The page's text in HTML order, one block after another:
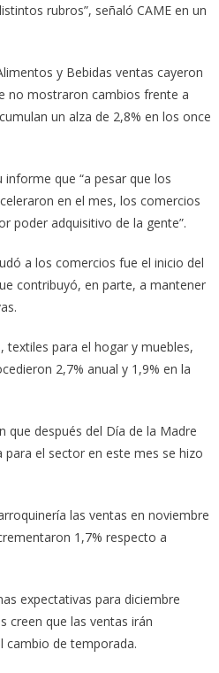
rubros”, señaló CAME en un
y Bebidas ventas cayeron
no mostraron cambios frente a
un alza de 2,8% en los once
que “a pesar que los
en el mes, los comercios
poder adquisitivo de la gente”.
a los comercios fue el inicio del
contribuyó, en parte, a mantener
textiles para el hogar y muebles,
2,7% anual y 1,9% en la
que después del Día de la Madre
el sector en este mes se hizo
las ventas en noviembre
1,7% respecto a
expectativas para diciembre
creen que las ventas irán
cambio de temporada.